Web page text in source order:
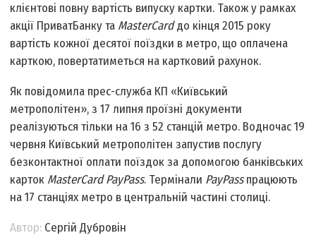
клієнтові повну вартість випуску картки. Також у рамках
акції ПриватБанку та MasterCardдо кінця 2015 року
вартість кожної десятої поїздки в метро, що оплачена
карткою, повертатиметься на картковий рахунок.
Як повідомила прес-служба КП «Київський
метрополітен», з 17 липня проїзні документи
реалізуються тільки на 16 з 52 станцій метро. Водночас 19
червня Київський метрополітен запустив послугу
безконтактної оплати поїздок за допомогою банківських
карток MasterCard PayPass. Термінали PayPassпрацюють
на 17 станціях метро в центральній частині столиці.
Автор: Сергій Дубровін